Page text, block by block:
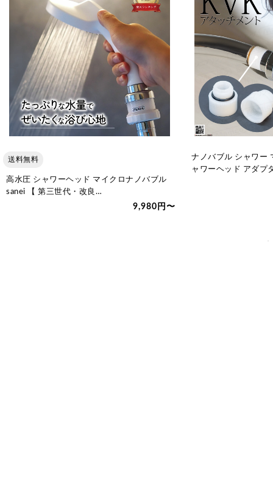
送料無料
高水圧 シャワーヘッド マイクロナノバブル
sanei 【 第三世代・改良…
9,980円〜
ナノバブル シャワー
ャワーヘッド アダプ